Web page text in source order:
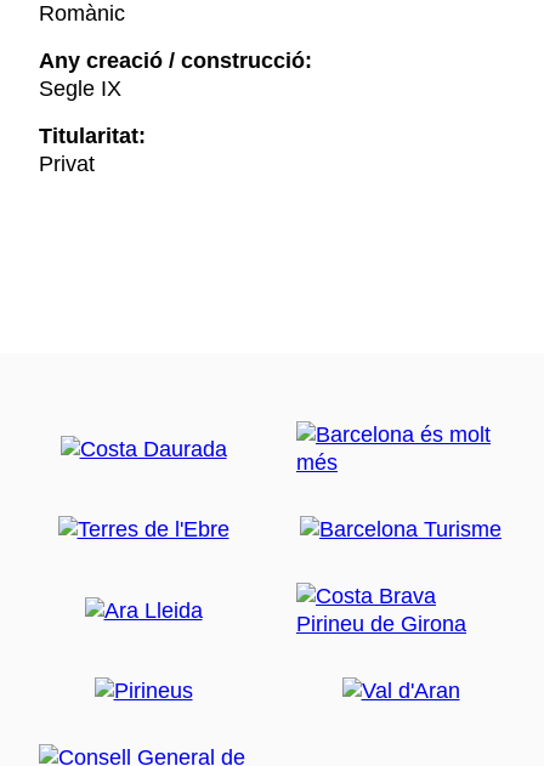
Romànic
Any creació / construcció:
Segle IX
Titularitat:
Privat